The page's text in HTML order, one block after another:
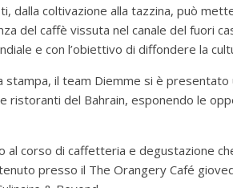
dalla coltivazione alla tazzina, può
del caffè vissuta nel canale del fuori
e con l’obiettivo di diffondere la
il team Diemme si è presentato
ristoranti del Bahrain, esponendo le
corso di caffetteria e degustazione
presso il The Orangery Café